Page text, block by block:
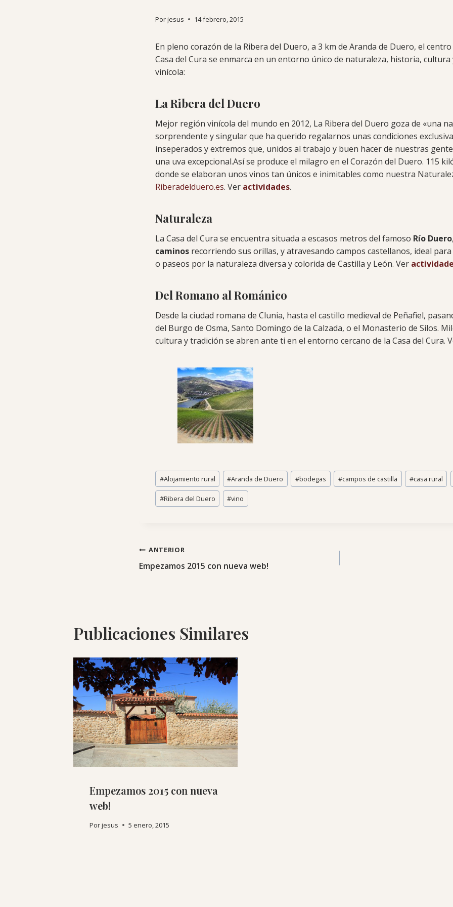
Porjesus 14 febrero, 2015
En pleno corazón de la Ribera del Duero, a 3 km de Aranda de Duero, el
Casa del Cura se enmarca en un entorno único de naturaleza, historia, cultura
vinícola:
La Ribera del Duero
Mejor región vinícola del mundo en 2012, La Ribera del Duero goza de «una
sorprendente y singular que ha querido regalarnos unas condiciones
inseperados y extremos que, unidos al trabajo y buen hacer de nuestras
una uva excepcional.Así se produce el milagro en el Corazón del Duero. 115
donde se elaboran unos vinos tan únicos e inimitables como nuestra
Riberadelduero.es. Ver actividades.
Naturaleza
La Casa del Cura se encuentra situada a escasos metros del famoso Río Duero
caminos recorriendo sus orillas, y atravesando campos castellanos, ideal
o paseos por la naturaleza diversa y colorida de Castilla y León. Ver
Del Romano al Románico
Desde la ciudad romana de Clunia, hasta el castillo medieval de Peñafiel,
del Burgo de Osma, Santo Domingo de la Calzada, o el Monasterio de Silos.
cultura y tradición se abren ante ti en el entorno cercano de la Casa del Cura.
Etiquetas
de
la
#Alojamiento rural #Aranda de Duero #bodegas #campos de castilla #casa rural
#Ribera del Duero #vino
Navegación
ANTERIOR
Empezamos 2015 con nueva web!
Publicaciones Similares
Empezamos 2015 con nueva
web!
Porjesus 5 enero, 2015